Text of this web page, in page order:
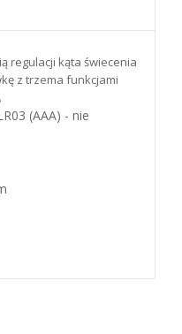
regulacji kąta świecenia
z trzema funkcjami
(AAA) - nie